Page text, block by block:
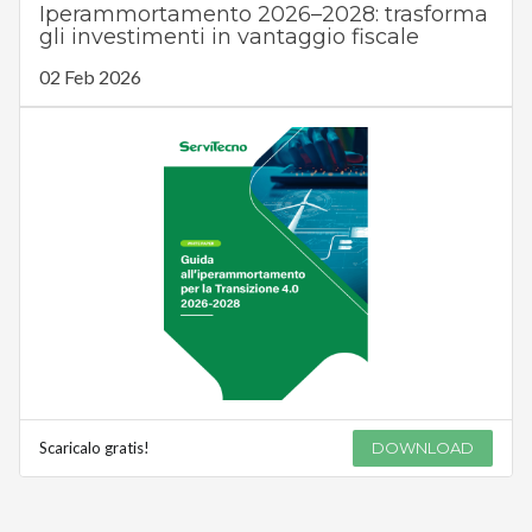
Iperammortamento 2026–2028: trasforma
gli investimenti in vantaggio fiscale
02 Feb 2026
Scaricalo gratis! DOWNLOAD